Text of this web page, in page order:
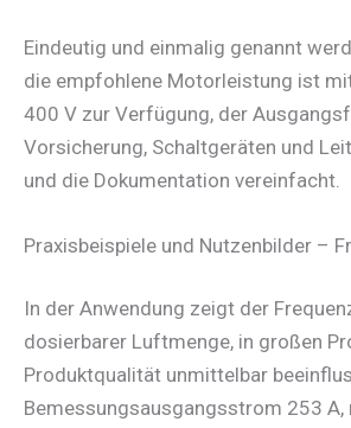
Eindeutig und einmalig genannt
die empfohlene Motorleistung ist
400 V zur Verfügung, der
Vorsicherung, Schaltgeräten und
und die Dokumentation vereinfacht.
Praxisbeispiele und Nutzenbilder –
In der Anwendung zeigt der
dosierbarer Luftmenge, in großen
Produktqualität unmittelbar
Bemessungsausgangsstrom 253